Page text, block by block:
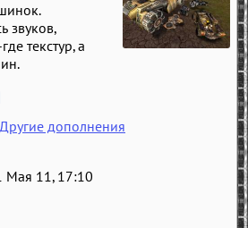
звуков,
текстур, а
Другие дополнения
Мая 11, 17:10